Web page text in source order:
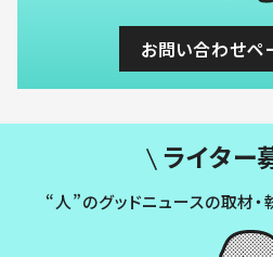
お問い合わせペ
ライター
“人”のグッドニュースの取材